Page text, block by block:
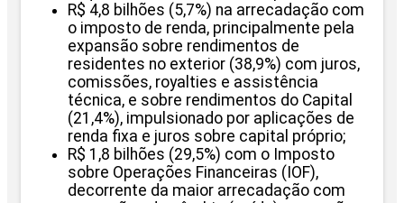
R$ 4,8 bilhões (5,7%) na arrecadação com
o imposto de renda, principalmente pela
expansão sobre rendimentos de
residentes no exterior (38,9%) com juros,
comissões, royalties e assistência
técnica, e sobre rendimentos do Capital
(21,4%), impulsionado por aplicações de
renda fixa e juros sobre capital próprio;
R$ 1,8 bilhões (29,5%) com o Imposto
sobre Operações Financeiras (IOF),
decorrente da maior arrecadação com